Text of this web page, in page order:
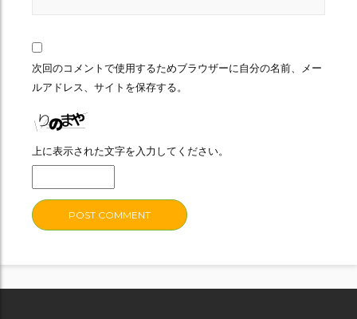
次回のコメントで使用するためブラウザーに自分の名前、メー
ルアドレス、サイトを保存する。
上に表示された文字を入力してください。